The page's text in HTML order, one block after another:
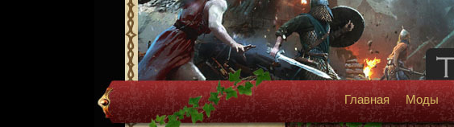
Главная Моды